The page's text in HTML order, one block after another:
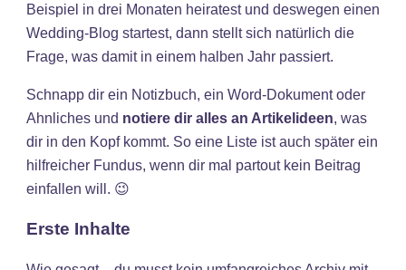
Beispiel in drei Monaten heiratest und deswegen einen
Wedding-Blog startest, dann stellt sich natürlich die
Frage, was damit in einem halben Jahr passiert.
Schnapp dir ein Notizbuch, ein Word-Dokument oder
Ahnliches und notiere dir alles an Artikelideen, was
dir in den Kopf kommt. So eine Liste ist auch später ein
hilfreicher Fundus, wenn dir mal partout kein Beitrag
einfallen will. 😉
Erste Inhalte